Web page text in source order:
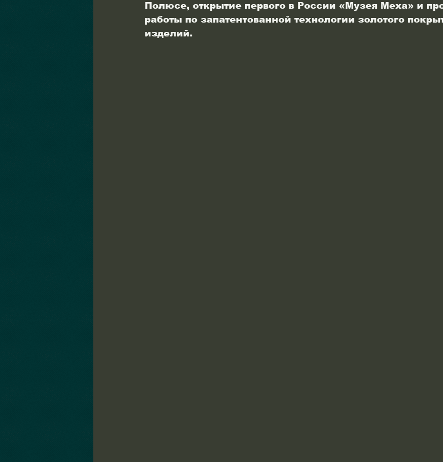
Полюсе, открытие первого в России «Музея Меха» и
работы по запатентованной технологии золотого
изделий.